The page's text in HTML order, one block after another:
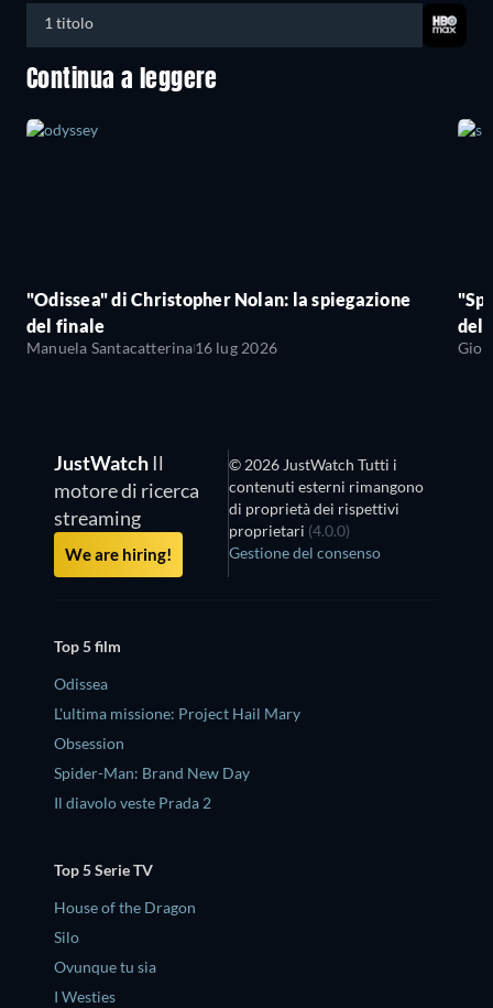
1 titolo
Continua a leggere
"Odissea" di Christopher Nolan: la spiegazione
del finale
Manuela Santacatterina16 lug 2026
del
JustWatch Il
motore di ricerca
streaming
We are hiring!
© 2026 JustWatch Tutti i
contenuti esterni rimangono
di proprietà dei rispettivi
proprietari (4.0.0)
Gestione del consenso
Top 5 film
Odissea
L'ultima missione: Project Hail Mary
Obsession
Spider-Man: Brand New Day
Il diavolo veste Prada 2
Top 5 Serie TV
House of the Dragon
Silo
Ovunque tu sia
I Westies